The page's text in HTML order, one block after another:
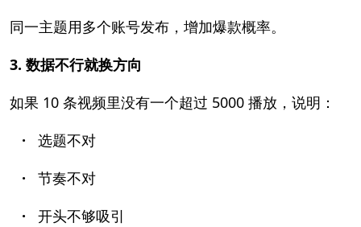
同一主题用多个账号发布，增加爆款概率。
3. 数据不行就换方向
如果 10 条视频里没有一个超过 5000 播放，说明：
· 选题不对
·
节奏不对
· 开头不够吸引